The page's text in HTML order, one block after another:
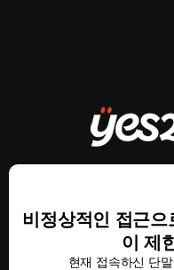
비정상적인 접근
이 제
현재 접속하신 단